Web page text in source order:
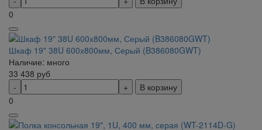
0
Шкаф 19" 38U 600х800мм, Серый (B386080GWT)
Наличие: много
33 438 руб
В корзину
0